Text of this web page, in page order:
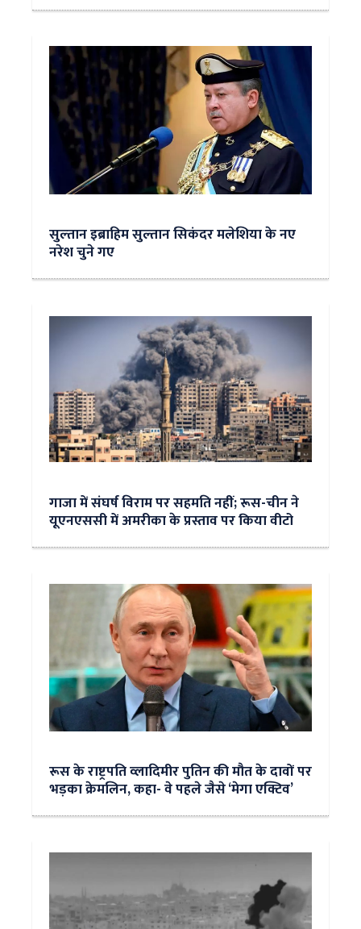
सुल्‍तान इब्राहिम सुल्तान सिकंदर मलेशिया के नए
नरेश चुने गए
गाजा में संघर्ष विराम पर सहमति नहीं; रूस-चीन ने
यूएनएससी में अमरीका के प्रस्ताव पर किया वीटो
रूस के राष्ट्रपति व्लादिमीर पुतिन की मौत के दावों पर
भड़का क्रेमलिन, कहा- वे पहले जैसे ‘मेगा एक्टिव’